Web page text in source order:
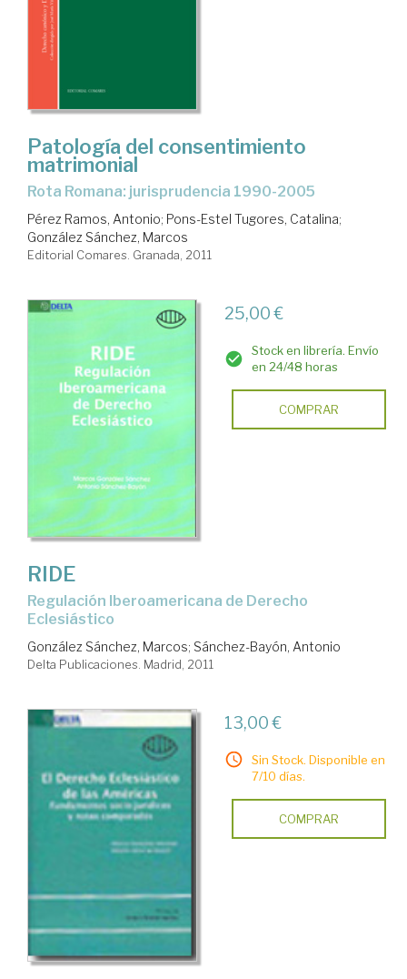
Patología del consentimiento
matrimonial
Rota Romana: jurisprudencia 1990-2005
Pérez Ramos, Antonio; Pons-Estel Tugores, Catalina;
González Sánchez, Marcos
Editorial Comares. Granada, 2011
25,00 €
Stock en librería. Envío
en 24/48 horas
COMPRAR
RIDE
Regulación Iberoamericana de Derecho
Eclesiástico
González Sánchez, Marcos; Sánchez-Bayón, Antonio
Delta Publicaciones. Madrid, 2011
13,00 €
Sin Stock. Disponible en
7/10 días.
COMPRAR